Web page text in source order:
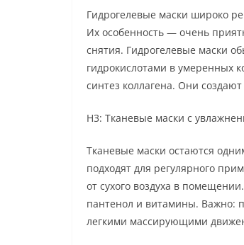
Гидрогелевые маски широко
Их особенность — очень
снятия. Гидрогелевые маски
гидрокислотами в умеренных
синтез коллагена. Они
H3: Тканевые маски с
Тканевые маски остаются
подходят для регулярного
от сухого воздуха в
пантенол и витамины. Важно:
легкими массирующими